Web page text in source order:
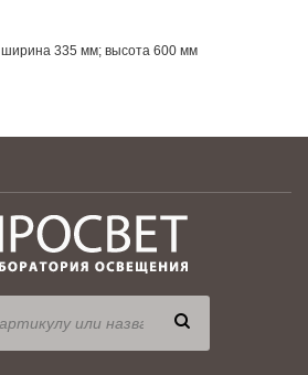
ширина 335 мм; высота 600 мм